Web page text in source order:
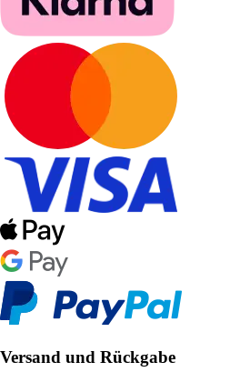
Versand und Rückgabe